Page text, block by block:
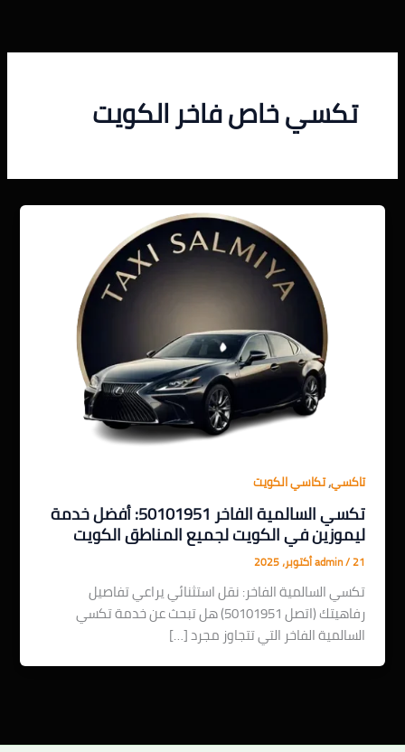
المحتوى
تكسي خاص فاخر الكويت
تاكسي,تكاسي الكويت
تكسي السالمية الفاخر 50101951: أفضل خدمة
ليموزين في الكويت لجميع المناطق الكويت
admin/21 أكتوبر، 2025
تكسي السالمية الفاخر: نقل استثنائي يراعي تفاصيل
رفاهيتك (اتصل 50101951) هل تبحث عن خدمة تكسي
السالمية الفاخر التي تتجاوز مجرد […]